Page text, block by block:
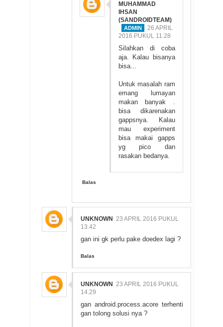
MUHAMMAD
IHSAN
(SANDROIDTEAM)
26 APRIL
2016 PUKUL 11.28
Silahkan di coba
aja. Kalau bisanya
bisa...
Untuk masalah ram
emang lumayan
makan banyak .
bisa dikarenakan
gappsnya. Kalau
mau experiment
bisa makai gapps
yg pico dan
rasakan bedanya.
Balas
UNKNOWN 23 APRIL 2016 PUKUL
13.42
gan ini gk perlu pake doedex lagi ?
Balas
UNKNOWN 23 APRIL 2016 PUKUL
14.29
gan android.process.acore terhenti
gan tolong solusi nya ?